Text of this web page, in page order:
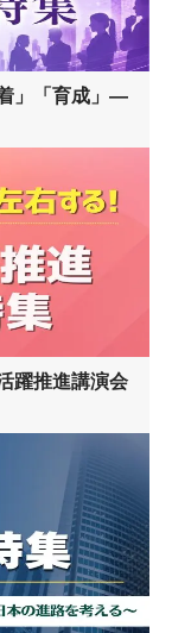
」「育成」―
躍推進講演会